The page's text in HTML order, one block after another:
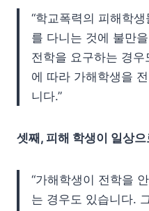
“학교폭력의 피해학
를 다니는 것에 불만
전학을 요구하는 경
에 따라 가해학생을
니다.”
셋째, 피해 학생이 일상으
“가해학생이 전학을
는 경우도 있습니다.